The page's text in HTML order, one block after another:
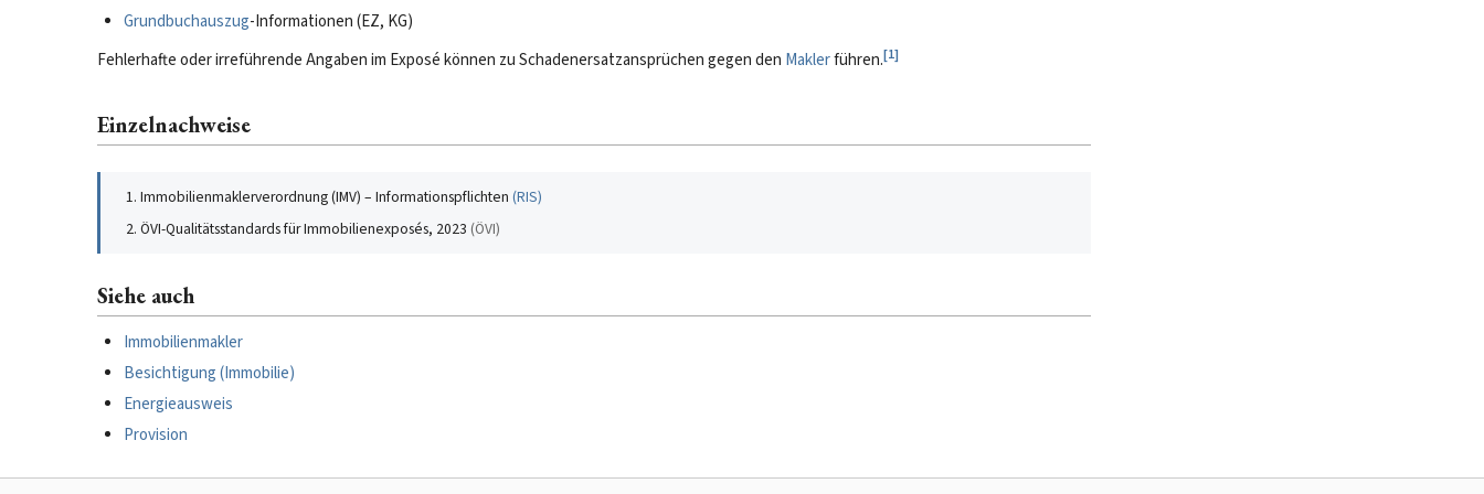
Grundbuchauszug-Informationen (EZ, KG)
Fehlerhafte oder irreführende Angaben im Exposé können zu Schadenersatzansprüchen gegen den Maklerführen.[1]
Einzelnachweise
Immobilienmaklerverordnung (IMV) – Informationspflichten (RIS)
ÖVI-Qualitätsstandards für Immobilienexposés, 2023 (ÖVI)
Siehe auch
Immobilienmakler
Besichtigung (Immobilie)
Energieausweis
Provision